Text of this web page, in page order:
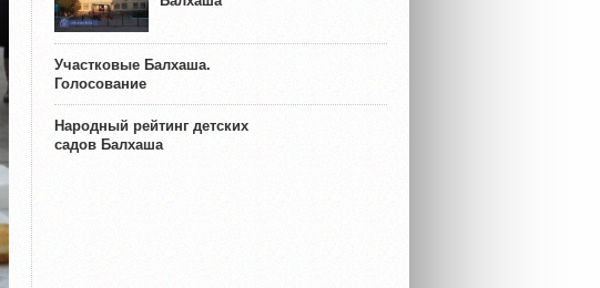
Участковые Балхаша.
Голосование
Народный рейтинг детских
садов Балхаша